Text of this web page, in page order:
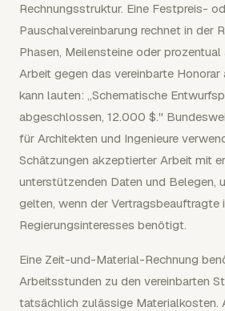
Rechnungsstruktur. Eine Festpreis-
Pauschalvereinbarung rechnet in der
Phasen, Meilensteine oder
Arbeit gegen das vereinbarte Honorar
kann lauten: „Schematische
abgeschlossen, 12.000 $."
für Architekten und Ingenieure
Schätzungen akzeptierter Arbeit mit
unterstützenden Daten und Belegen,
gelten, wenn der Vertragsbeauftragte
Regierungsinteresses benötigt.
Eine Zeit-und-Material-Rechnung
Arbeitsstunden zu den vereinbarten
tatsächlich zulässige Materialkosten.